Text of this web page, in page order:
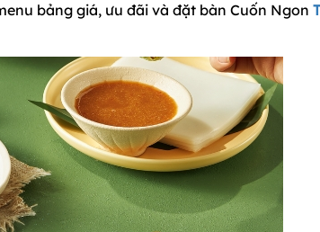
bảng giá, ưu đãi và đặt bàn Cuốn Ngon